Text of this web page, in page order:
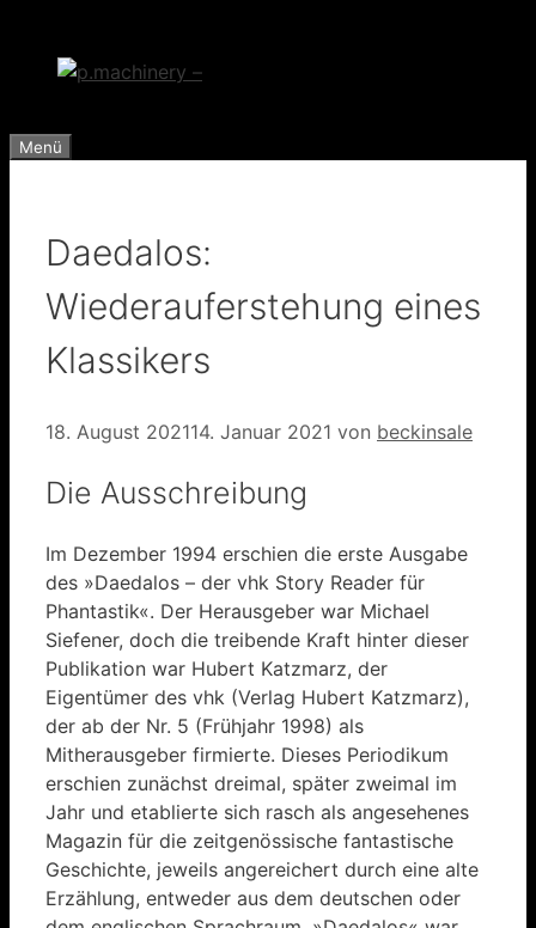
springen
Menü
Daedalos:
Wiederauferstehung eines
Klassikers
18. August 202114. Januar 2021 von beckinsale
Die Ausschreibung
Im Dezember 1994 erschien die erste Ausgabe
des »Daedalos – der vhk Story Reader für
Phantastik«. Der Herausgeber war Michael
Siefener, doch die treibende Kraft hinter dieser
Publikation war Hubert Katzmarz, der
Eigentümer des vhk (Verlag Hubert Katzmarz),
der ab der Nr. 5 (Frühjahr 1998) als
Mitherausgeber firmierte. Dieses Periodikum
erschien zunächst dreimal, später zweimal im
Jahr und etablierte sich rasch als angesehenes
Magazin für die zeitgenössische fantastische
Geschichte, jeweils angereichert durch eine alte
Erzählung, entweder aus dem deutschen oder